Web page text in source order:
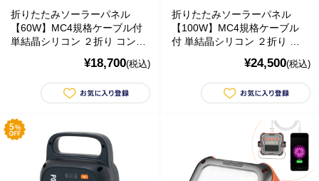
折りたたみソーラーパネル
【60W】MC4規格ケーブル付
単結晶シリコン ２折り コンパ
¥18,700(税込)
折りたたみソーラーパネル
【100W】MC4規格ケーブル
付 単結晶シリコン ２折り コ
¥24,500(税込)